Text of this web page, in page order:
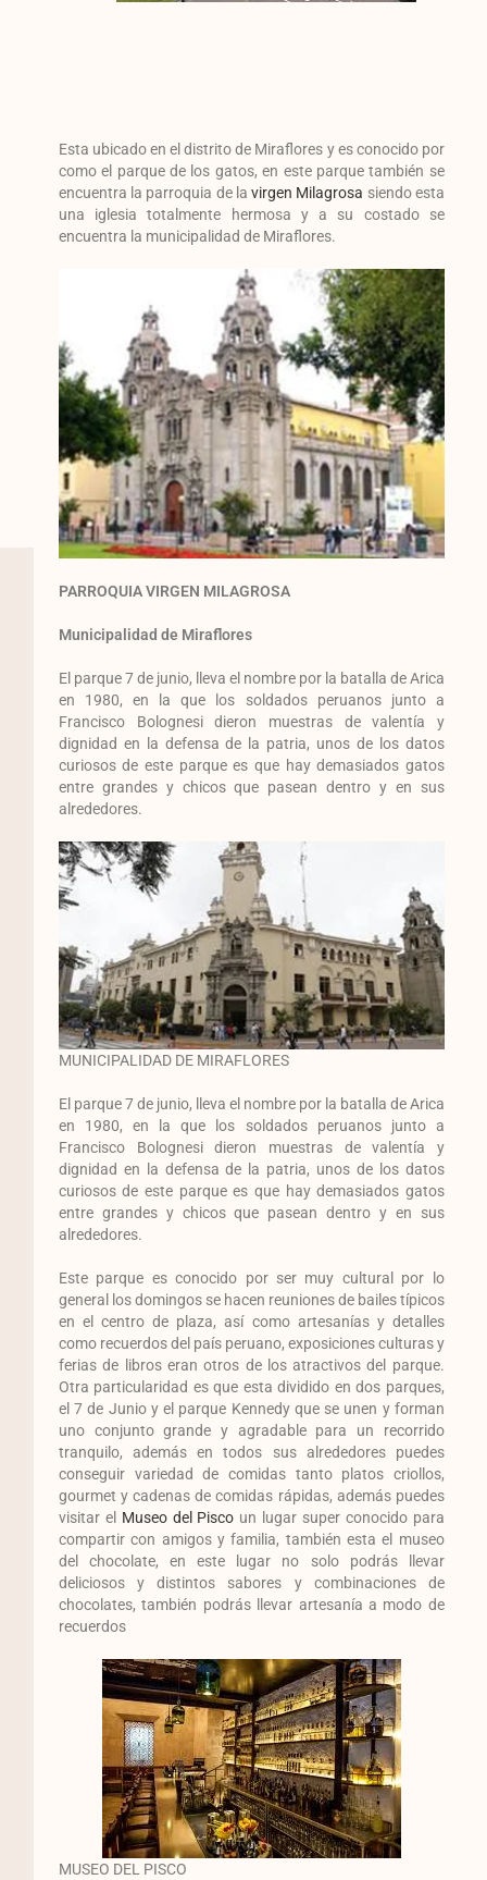
Esta ubicado en el distrito de Miraflores y es conocido por
como el parque de los gatos, en este parque también se
encuentra la parroquia de lavirgen Milagrosa siendo esta
una iglesia totalmente hermosa y a su costado se
encuentra la municipalidad de Miraflores.
PARROQUIA VIRGEN MILAGROSA
Municipalidad de Miraflores
El parque 7 de junio, lleva el nombre por la batalla de Arica
en 1980, en la que los soldados peruanos junto a
Francisco Bolognesi dieron muestras de valentía y
dignidad en la defensa de la patria, unos de los datos
curiosos de este parque es que hay demasiados gatos
entre grandes y chicos que pasean dentro y en sus
alrededores.
MUNICIPALIDAD DE MIRAFLORES
El parque 7 de junio, lleva el nombre por la batalla de Arica
en 1980, en la que los soldados peruanos junto a
Francisco Bolognesi dieron muestras de valentía y
dignidad en la defensa de la patria, unos de los datos
curiosos de este parque es que hay demasiados gatos
entre grandes y chicos que pasean dentro y en sus
alrededores.
Este parque es conocido por ser muy cultural por lo
general los domingos se hacen reuniones de bailes típicos
en el centro de plaza, así como artesanías y detalles
como recuerdos del país peruano, exposiciones culturas y
ferias de libros eran otros de los atractivos del parque.
Otra particularidad es que esta dividido en dos parques,
el 7 de Junio y el parque Kennedy que se unen y forman
uno conjunto grande y agradable para un recorrido
tranquilo, además en todos sus alrededores puedes
conseguir variedad de comidas tanto platos criollos,
gourmet y cadenas de comidas rápidas, además puedes
visitar el Museo del Pisco un lugar super conocido para
compartir con amigos y familia, también esta el museo
del chocolate, en este lugar no solo podrás llevar
deliciosos y distintos sabores y combinaciones de
chocolates, también podrás llevar artesanía a modo de
recuerdos
MUSEO DEL PISCO